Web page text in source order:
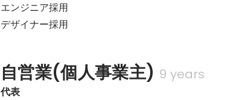
エンジニア採用
デザイナー採用
自営業(個人事業主) 9 years
代表